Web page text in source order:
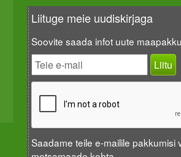
Liituge meie uudiskirjaga
Soovite saada infot uute
Saadame teile e-mailile